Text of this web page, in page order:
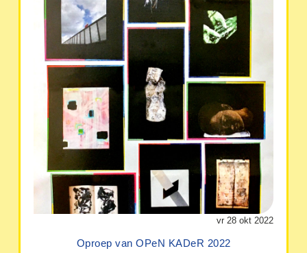
vr 28 okt 2022
Oproep van OPeN KADeR 2022